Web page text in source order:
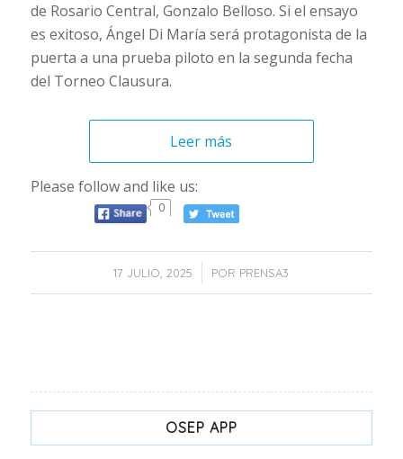
de Rosario Central, Gonzalo Belloso. Si el ensayo
es exitoso, Ángel Di María será protagonista de la
puerta a una prueba piloto en la segunda fecha
del Torneo Clausura.
Leer más
Please follow and like us:
0
17 JULIO, 2025
/ POR PRENSA3
OSEP APP